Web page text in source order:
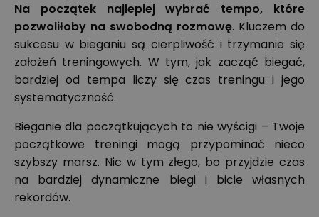
Na początek najlepiej wybrać tempo, które
pozwoliłoby na swobodną rozmowę. Kluczem do
sukcesu w bieganiu są cierpliwość i trzymanie się
założeń treningowych. W tym, jak zacząć biegać,
bardziej od tempa liczy się czas treningu i jego
systematyczność.
Bieganie dla początkujących to nie wyścigi – Twoje
początkowe treningi mogą przypominać nieco
szybszy marsz. Nic w tym złego, bo przyjdzie czas
na bardziej dynamiczne biegi i bicie własnych
rekordów.